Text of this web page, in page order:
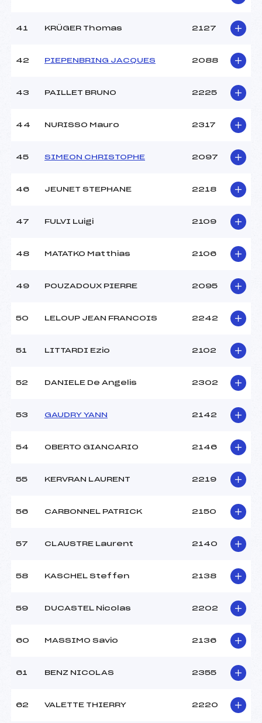
41 KRÜGER Thomas 2127
42 PIEPENBRING JACQUES 2088
43 PAILLET BRUNO 2225
44 NURISSO Mauro 2317
45 SIMEON CHRISTOPHE 2097
46 JEUNET STEPHANE 2218
47 FULVI Luigi 2109
48 MATATKO Matthias 2106
49 POUZADOUX PIERRE 2095
50 LELOUP JEAN FRANCOIS 2242
51 LITTARDI Ezio 2102
52 DANIELE De Angelis 2302
53 GAUDRY YANN 2142
54 OBERTO GIANCARIO 2146
55 KERVRAN LAURENT 2219
56 CARBONNEL PATRICK 2150
57 CLAUSTRE Laurent 2140
58 KASCHEL Steffen 2138
59 DUCASTEL Nicolas 2202
60 MASSIMO Savio 2136
61 BENZ NICOLAS 2355
62 VALETTE THIERRY 2220